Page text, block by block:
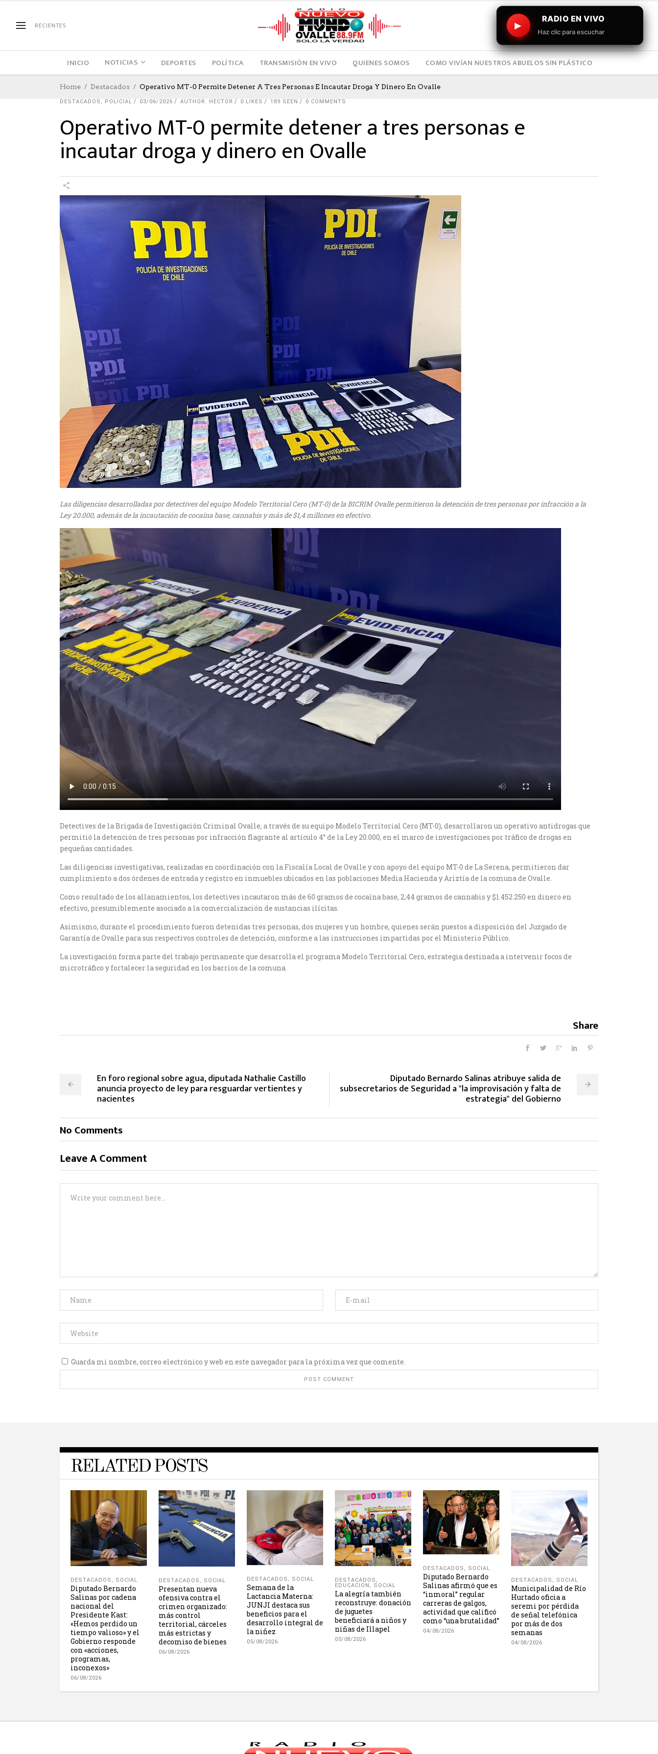
RECIENTES ▶
RADIO EN VIVO
Haz clic para escuchar
INICIO NOTICIAS DEPORTES POLÍTICA TRANSMISIÓN EN VIVO QUIENES SOMOS COMO VIVÍAN NUESTROS ABUELOS SIN PLÁSTICO
Home Destacados Operativo MT-0 Permite Detener A Tres Personas E Incautar Droga Y Dinero En Ovalle
DESTACADOS , POLICIAL 03/06/2026 AUTHOR: HECTOR 0 LIKES 189 SEEN 0 COMMENTS
Operativo MT-0 permite detener a tres personas e
incautar droga y dinero en Ovalle
Las diligencias desarrolladas por detectives del equipo Modelo Territorial Cero (MT-0) de la BICRIM Ovalle permitieron la detención de tres personas por infracción a la
Ley 20.000, además de la incautación de cocaína base, cannabis y más de $1,4 millones en efectivo.
Detectives de la Brigada de Investigación Criminal Ovalle, a través de su equipo Modelo Territorial Cero (MT-0), desarrollaron un operativo antidrogas que
permitió la detención de tres personas por infracción flagrante al artículo 4° de la Ley 20.000, en el marco de investigaciones por tráfico de drogas en
pequeñas cantidades.
Las diligencias investigativas, realizadas en coordinación con la Fiscalía Local de Ovalle y con apoyo del equipo MT-0 de La Serena, permitieron dar
cumplimiento a dos órdenes de entrada y registro en inmuebles ubicados en las poblaciones Media Hacienda y Ariztía de la comuna de Ovalle.
Como resultado de los allanamientos, los detectives incautaron más de 60 gramos de cocaína base, 2,44 gramos de cannabis y $1.452.250 en dinero en
efectivo, presumiblemente asociado a la comercialización de sustancias ilícitas.
Asimismo, durante el procedimiento fueron detenidas tres personas, dos mujeres y un hombre, quienes serán puestos a disposición del Juzgado de
Garantía de Ovalle para sus respectivos controles de detención, conforme a las instrucciones impartidas por el Ministerio Público.
La investigación forma parte del trabajo permanente que desarrolla el programa Modelo Territorial Cero, estrategia destinada a intervenir focos de
microtráfico y fortalecer la seguridad en los barrios de la comuna.
Share
En foro regional sobre agua, diputada Nathalie Castillo
anuncia proyecto de ley para resguardar vertientes y
nacientes
Diputado Bernardo Salinas atribuye salida de
subsecretarios de Seguridad a "la improvisación y falta de
estrategia" del Gobierno
No Comments
Leave A Comment
Guarda mi nombre, correo electrónico y web en este navegador para la próxima vez que comente.
RELATED POSTS
DESTACADOS , SOCIAL
Diputado Bernardo
Salinas por cadena
nacional del
Presidente Kast:
«Hemos perdido un
tiempo valioso» y el
Gobierno responde
con «acciones,
programas,
inconexos»
06/08/2026
DESTACADOS , SOCIAL
Presentan nueva
ofensiva contra el
crimen organizado:
más control
territorial, cárceles
más estrictas y
decomiso de bienes
06/08/2026
DESTACADOS , SOCIAL
Semana de la
Lactancia Materna:
JUNJI destaca sus
beneficios para el
desarrollo integral de
la niñez
05/08/2026
DESTACADOS ,
EDUCACION , SOCIAL
La alegría también
reconstruye: donación
de juguetes
beneficiará a niños y
niñas de Illapel
05/08/2026
DESTACADOS , SOCIAL
Diputado Bernardo
Salinas afirmó que es
“inmoral” regular
carreras de galgos,
actividad que calificó
como “una brutalidad”
04/08/2026
DESTACADOS , SOCIAL
Municipalidad de Río
Hurtado oficia a
seremi por pérdida
de señal telefónica
por más de dos
semanas
04/08/2026